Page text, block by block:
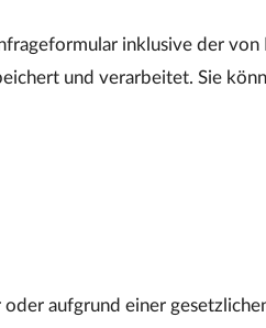
inklusive der
und verarbeitet. Sie
aufgrund einer